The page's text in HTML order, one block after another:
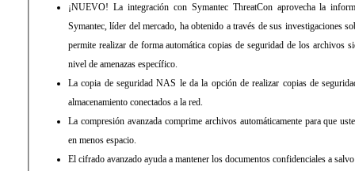
¡NUEVO! La integración con Symantec ThreatCon aprovecha la
Symantec, líder del mercado, ha obtenido a través de sus investigaciones
permite realizar de forma automática copias de seguridad de los archivos
nivel de amenazas específico.
La copia de seguridad NAS le da la opción de realizar copias de
almacenamiento conectados a la red.
La compresión avanzada comprime archivos automáticamente para que
en menos espacio.
El cifrado avanzado ayuda a mantener los documentos confidenciales a